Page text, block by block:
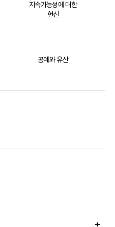
지속가능성에 대한
헌신
공예와 유산